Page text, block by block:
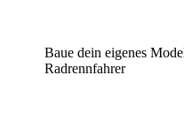
Baue dein eigenes
Radrennfahrer